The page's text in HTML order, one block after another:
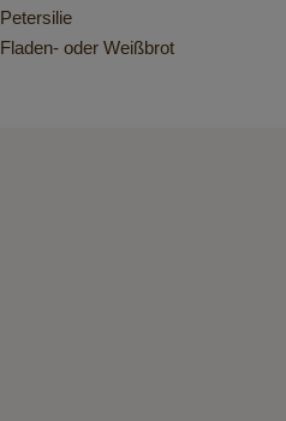
Petersilie
Fladen- oder Weißbrot